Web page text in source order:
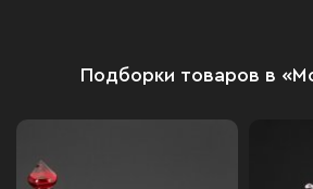
Подборки товаров в